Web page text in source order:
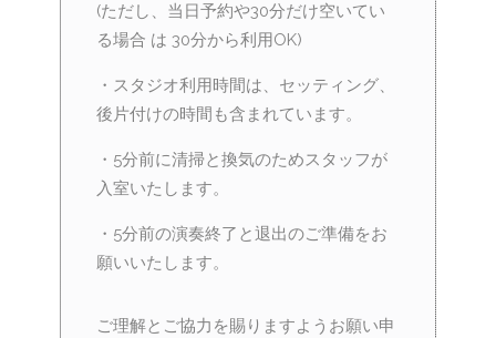
(ただし、当日予約や30分だけ空いてい
る場合 は 30分から利用OK)
・スタジオ利用時間は、セッティング、
後片付けの時間も含まれています。
・5分前に清掃と換気のためスタッフが
入室いたします。
・5分前の演奏終了と退出のご準備をお
願いいたします。
ご理解とご協力を賜りますようお願い申